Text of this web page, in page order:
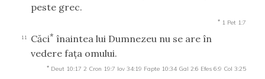
peste grec.
* 1 Pet 1:7
11 Căci* înaintea lui Dumnezeu nu se are în
vedere faţa omului.
* Deut 10:17 2 Cron 19:7 Iov 34:19 Fapte 10:34 Gal 2:6 Efes 6:9 Col 3:25